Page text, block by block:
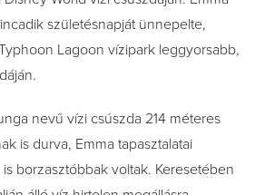
születésnapját ünnepelte,
Lagoon vízipark leggyorsabb,
nevű vízi csúszda 214 méteres
is durva, Emma tapasztalatai
borzasztóbbak voltak. Keresetében